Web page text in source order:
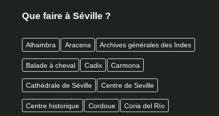
Que faire à Séville ?
Alhambra Aracena Archives générales des Indes
Balade à cheval Cadix Carmona
Cathédrale de Séville Centre de Seville
Centre historique Cordoue Coria del Río